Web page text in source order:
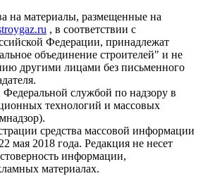
на материалы, размещенные на
, в соответствии с
Федерации, принадлежат
объединение строителей" и не
другими лицами без письменного
Федеральной службой по надзору в
технологий и массовых
средства массовой информации
2018 года. Редакция не несет
информации,
материалах.